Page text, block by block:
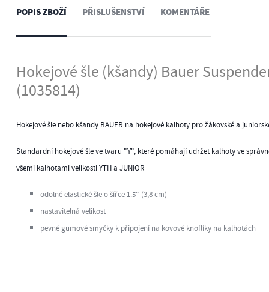
POPIS ZBOŽÍ
Hokejové šle (kšandy) Bauer
(1035814)
Hokejové šle nebo kšandy BAUER na hokejové kalhoty pro žákovské a
Standardní hokejové šle ve tvaru "Y", které pomáhají udržet kalhoty ve
všemi kalhotami velikosti YTH a JUNIOR
odolné elastické šle o šířce 1.5" (3,8 cm)
nastavitelná velikost
pevné gumové smyčky k připojení na kovové knoflíky na kalhotách
PŘISLUŠENSTVÍ KOMENTÁŘE